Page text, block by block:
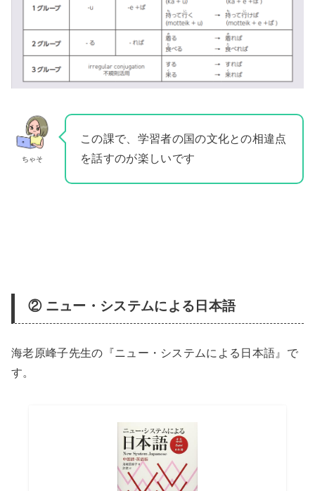
ちゃそ
この課で、学習者の国の文化との相違点
を話すのが楽しいです
② ニュー・システムによる日本語
海老原峰子先生の『ニュー・システムによる日本語』で
す。